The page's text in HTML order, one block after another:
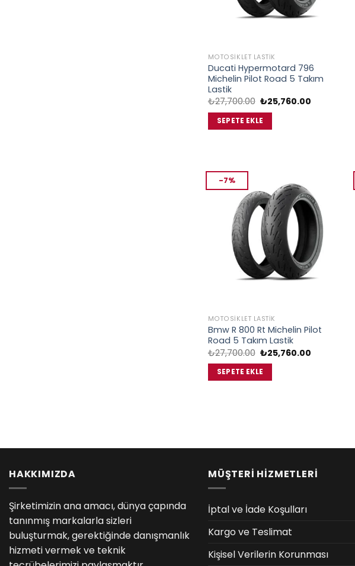
MOTOSIKLET LASTIK
Ducati Hypermotard 796
Michelin Pilot Road 5 Takım
Lastik
₺27,700.00 Orijinal
fiyat:
₺27,700.00.
₺25,760.00
SEPETE EKLE
-7%
MOTOSIKLET LASTIK
Bmw R 800 Rt Michelin Pilot
Road 5 Takım Lastik
₺27,700.00 Orijinal
fiyat:
₺27,700.00.
₺25,760.00
SEPETE EKLE
HAKKIMIZDA
Şirketimizin ana amacı, dünya çapında
tanınmış markalarla sizleri
buluşturmak, gerektiğinde danışmanlık
hizmeti vermek ve teknik
MÜŞTERİ HİZMETLERİ
İptal ve İade Koşulları
Kargo ve Teslimat
Kişisel Verilerin Korunması